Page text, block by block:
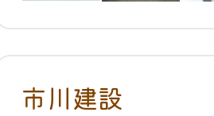
市川建設